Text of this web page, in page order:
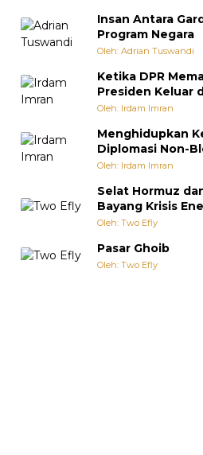
Insan Antara
Program Negara
Oleh: Adrian Tuswandi
Ketika DPR
Presiden Keluar
Oleh: Irdam Imran
Menghidupkan
Diplomasi Non-
Multipolar
Oleh: Irdam Imran
Selat Hormuz
Bayang Krisis
Oleh: Two Efly
Pasar Ghoib
Oleh: Two Efly